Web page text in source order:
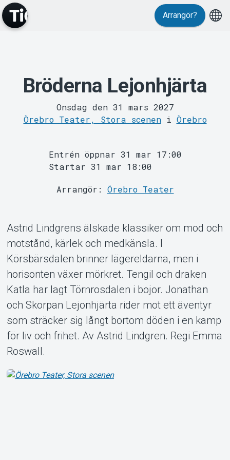
MyTickster
Support
Om Tickster
Arrangör?
Bröderna Lejonhjärta
Onsdag den 31 mars 2027
Örebro Teater, Stora sceneni Örebro
Entrén öppnar 31 mar 17:00
Startar 31 mar 18:00
Arrangör: Örebro Teater
Astrid Lindgrens älskade klassiker om mod och
motstånd, kärlek och medkänsla. I
Körsbärsdalen brinner lägereldarna, men i
horisonten växer mörkret. Tengil och draken
Katla har lagt Törnrosdalen i bojor. Jonathan
och Skorpan Lejonhjärta rider mot ett äventyr
som sträcker sig långt bortom döden i en kamp
för liv och frihet. Av Astrid Lindgren. Regi Emma
Roswall.